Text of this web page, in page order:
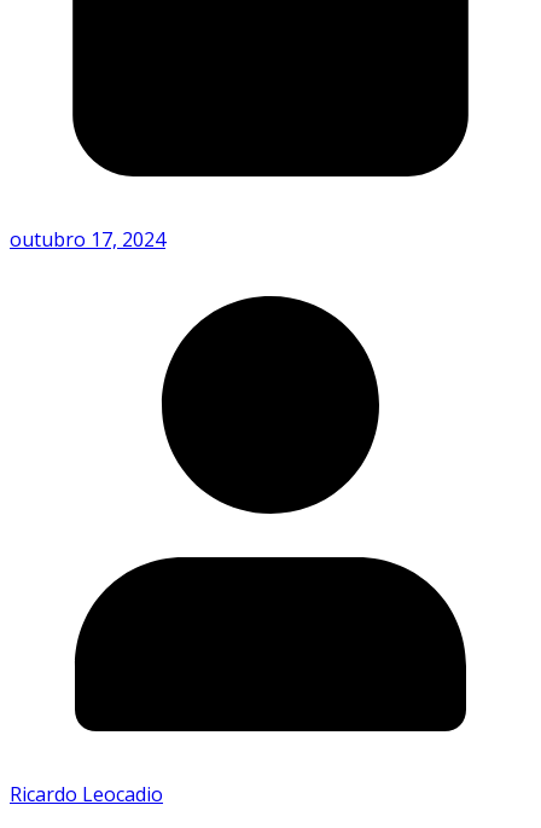
outubro 17, 2024
Ricardo Leocadio